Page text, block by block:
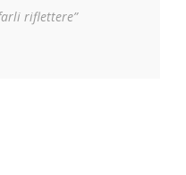
riflettere”